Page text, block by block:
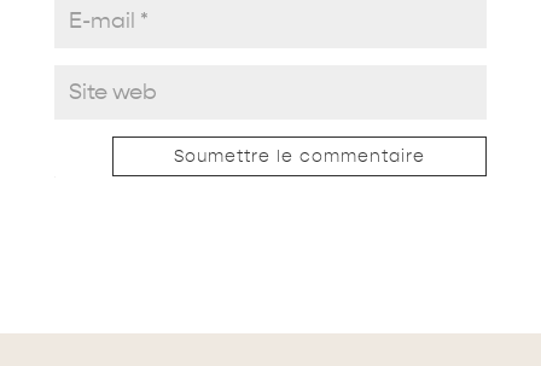
Soumettre le commentaire